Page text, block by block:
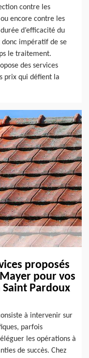
contre les
encore contre les
d’efficacité du
impératif de se
le traitement.
des services
prix qui défient la
proposés
pour vos
Pardoux
à intervenir sur
parfois
les opérations à
de succès. Chez